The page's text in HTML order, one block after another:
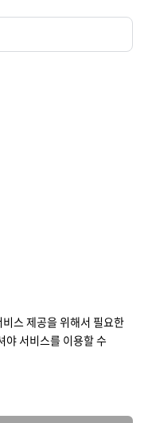
스 제공을 위해서 필요한
야 서비스를 이용할 수